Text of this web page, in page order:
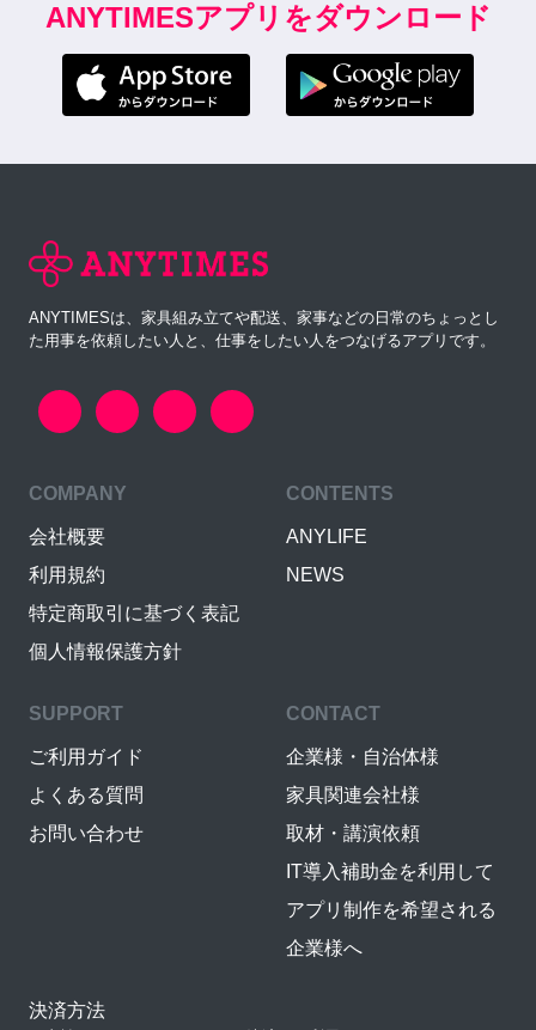
ANYTIMESアプリをダウンロード
ANYTIMESは、家具組み立てや配送、家事などの日常のちょっとし
た用事を依頼したい人と、仕事をしたい人をつなげるアプリです。
COMPANY
会社概要
利用規約
特定商取引に基づく表記
個人情報保護方針
CONTENTS
ANYLIFE
NEWS
SUPPORT
ご利用ガイド
よくある質問
お問い合わせ
CONTACT
企業様・自治体様
家具関連会社様
取材・講演依頼
IT導入補助金を利用して
アプリ制作を希望される
企業様へ
決済方法